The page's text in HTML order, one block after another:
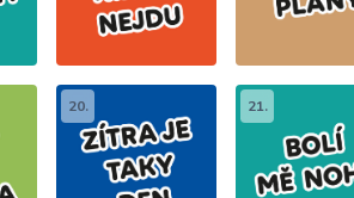
20. 21.